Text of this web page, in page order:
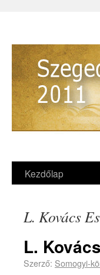
Kezdőlap
L. Kovács
L.
Szerző: Somogyi-